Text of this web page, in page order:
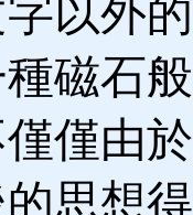
字以外
磁石
僅由
思想